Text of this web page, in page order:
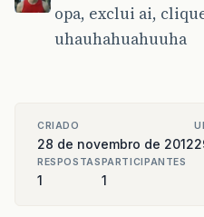
opa, exclui ai,
uhauhahuahuuha
CRIADO
28 de novembro de 2012
RESPOSTAS
1
PARTICIPANTES
1